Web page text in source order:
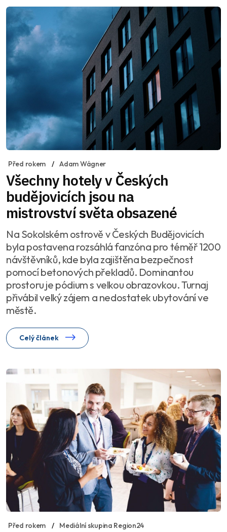
Před rokem Adam Wágner
Všechny hotely v Českých
budějovicích jsou na
mistrovství světa obsazené
Na Sokolském ostrově v Českých Budějovicích
byla postavena rozsáhlá fanzóna pro téměř 1200
návštěvníků, kde byla zajištěna bezpečnost
pomocí betonových překladů. Dominantou
prostoru je pódium s velkou obrazovkou. Turnaj
přivábil velký zájem a nedostatek ubytování ve
městě.
Celý článek
Před rokem Mediální skupina Region24